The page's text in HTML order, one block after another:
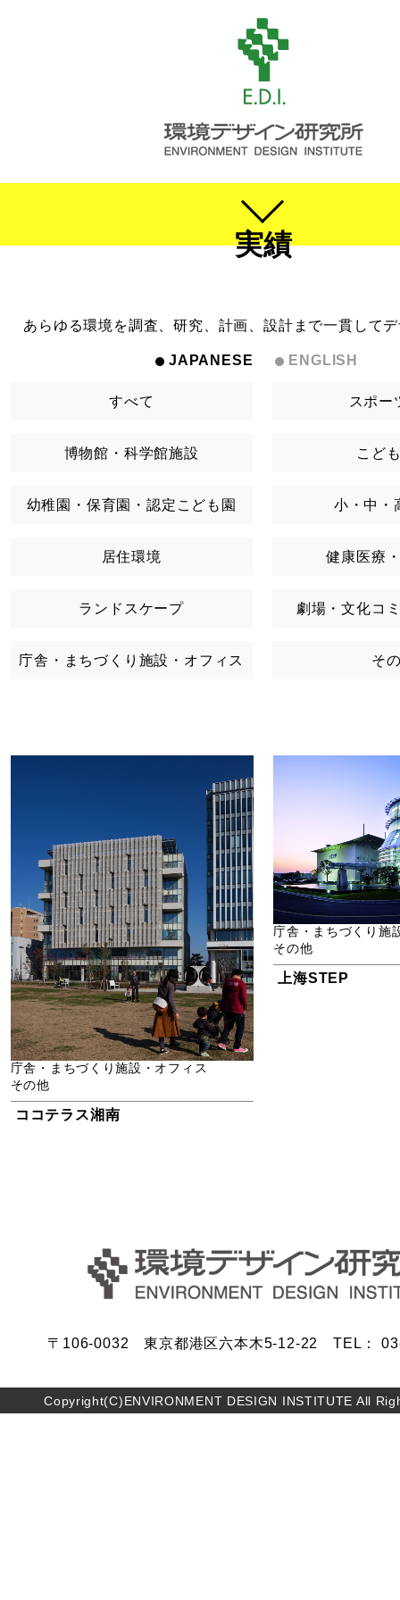
実績
あらゆる環境を調査、研究、計画、設計まで一貫して
JAPANESE ENGLISH
すべて スポー
博物館・科学館施設 こど
幼稚園・保育園・認定こども園 小・中・
居住環境 健康医療
ランドスケープ 劇場・文化コ
庁舎・まちづくり施設・オフィス そ
庁舎・まちづくり施設・オフィス
その他
ココテラス湘南
庁舎・まちづくり施
その他
上海STEP
〒106-0032 東京都港区六本木5-12-22 TEL：
Copyright(C)ENVIRONMENT DESIGN INSTITUTE All